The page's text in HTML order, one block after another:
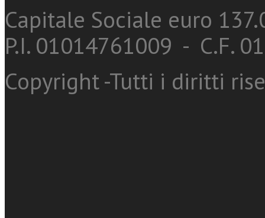
Capitale Sociale euro
P.I. 01014761009 - C.F.
Copyright -Tutti i diritti